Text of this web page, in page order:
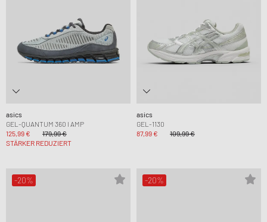
asics
GEL-QUANTUM 360 I AMP
125,99 €
179,99 €
STÄRKER REDUZIERT
asics
GEL-1130
87,99 €
109,99 €
-20% -20%